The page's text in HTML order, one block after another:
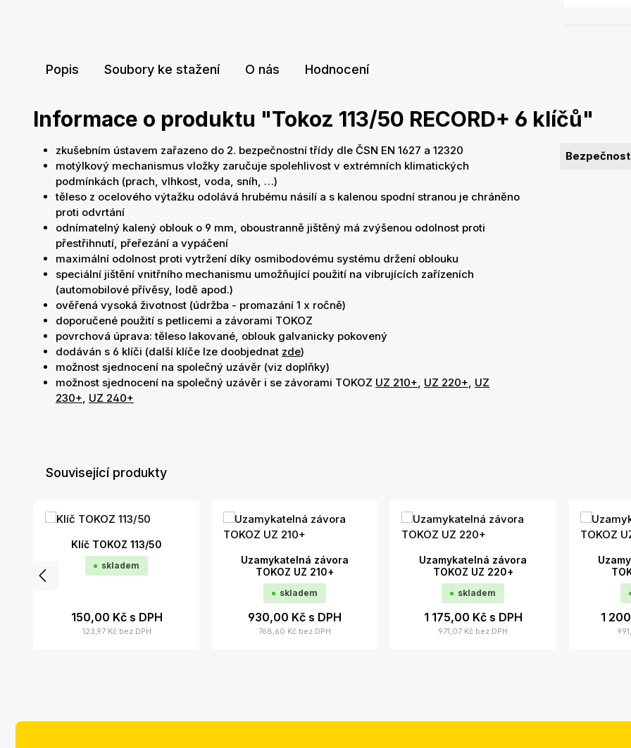
Popis Soubory ke stažení O nás Hodnocení
Informace o produktu "Tokoz 113/50 RECORD+ 6 klíčů"
zkušebním ústavem zařazeno do 2. bezpečnostní třídy dle ČSN EN 1627 a 12320
motýlkový mechanismus vložky zaručuje spolehlivost v extrémních klimatických
podmínkách (prach, vlhkost, voda, sníh, …)
těleso z ocelového výtažku odolává hrubému násilí a s kalenou spodní stranou je chráněno
proti odvrtání
odnímatelný kalený oblouk o 9 mm, oboustranně jištěný má zvýšenou odolnost proti
přestřihnutí, přeřezání a vypáčení
maximální odolnost proti vytržení díky osmibodovému systému držení oblouku
speciální jištění vnitřního mechanismu umožňující použití na vibrujících zařízeních
(automobilové přívěsy, lodě apod.)
ověřená vysoká životnost (údržba - promazání 1 x ročně)
doporučené použití s petlicemi a závorami TOKOZ
povrchová úprava: těleso lakované, oblouk galvanicky pokovený
dodáván s 6 klíči (další klíče lze doobjednat zde)
možnost sjednocení na společný uzávěr (viz doplňky)
možnost sjednocení na společný uzávěr i se závorami TOKOZ UZ 210+, UZ 220+, UZ
230+, UZ 240+
Související produkty
Klíč TOKOZ 113/50
skladem
150,00 Kč s DPH
123,97 Kč bez DPH
Uzamykatelná závora
TOKOZ UZ 210+
skladem
930,00 Kčs DPH
768,60 Kč bez DPH
Uzamykatelná závora
TOKOZ UZ 220+
skladem
1 175,00 Kč s DPH
971,07 Kč bez DPH
1